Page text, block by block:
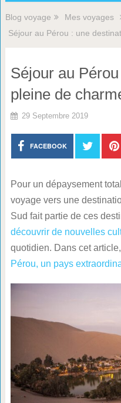
Blog voyage Mes voyages
Séjour au Pérou : une
Séjour au
pleine de
29 Septembre 2019
FACEBOOK
Pour un dépaysement
voyage vers une
Sud fait partie de ces
découvrir de nouvelles
quotidien. Dans cet
Pérou, un pays